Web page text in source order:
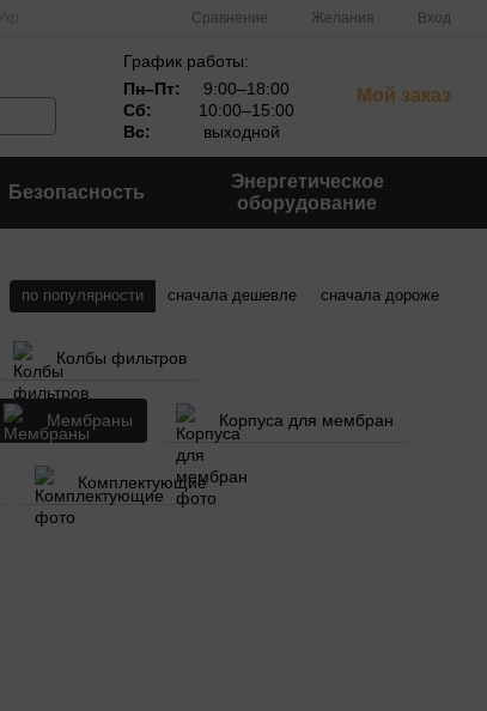
Сравнение Желания Вход
График работы:
Пн–Пт:
9:00–18:00
Сб:
10:00–15:00
Вс:
выходной
Мой заказ
Безопасность
Энергетическое
оборудование
по популярности сначала дешевле сначала дороже
Колбы фильтров
Мембраны Корпуса для мембран
Комплектующие